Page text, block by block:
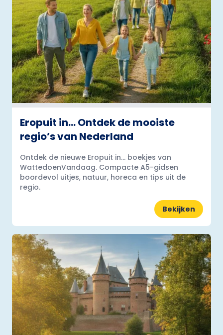
Eropuit in… Ontdek de mooiste
regio’s van Nederland
Ontdek de nieuwe Eropuit in... boekjes van
WattedoenVandaag. Compacte A5-gidsen
boordevol uitjes, natuur, horeca en tips uit de
regio.
Bekijken